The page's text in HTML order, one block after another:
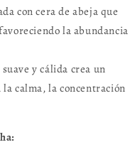
con cera de abeja que
la abundancia
y cálida crea un
calma, la concentración